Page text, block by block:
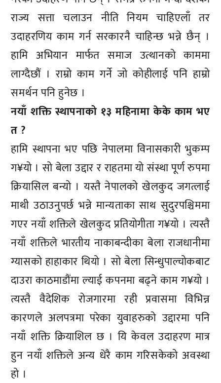
राज्य सत्ता चलाउन नीति नियम चाहिएलाँ तर
उदाहरणिय काम गर्न सरकारनै चाहिन्छ भन्ने छैन् ।
हामि अभियान मार्फत समाज उत्थानको काममा
लाग्दैछौं । राम्रो काम गर्ने जो कोहीलाई पनि हाम्रो
समर्थन पनि हुनेछ ।
नयाँ शक्ति स्थापनाको १३ महिनामा केके काम भए
त ?
हामि स्थापना भए पछि नेपालमा विनासकारी भुकम्प
ग¥यो । सो बेला उद्दार र राहतमा यो संस्था पूर्ण रुपमा
क्रियासिल बन्यो । यस्तै नेपालको खेलकुद जगत्लाई
माथी उठाउनुपर्छ भन्ने मान्यताका साथ सुदुरपश्चिममा
गएर नयाँ शक्तिले खेलकुद प्रतियोगीता ग¥यो । त्यस्तै
नयाँ शक्तिले भारतीय नाकाबन्दीका बेला राजधानीमा
ग्यासको हाहाकार थियो । सो बेला सिन्धुपाल्चोकबाट
दाउरा काठमाडौंमा ल्याई कपनमा बढ्ने काम ग¥यो ।
त्यस्तै वैदेशिक रोजगारमा रही प्रवासमा विभिन्न
कारणले अलपत्रमा परेका युवाहरुको उद्दारमा पनि
नयाँ शक्ति क्रियाशिल छ । यि केवल उदाहरण मात्र
हुन नयाँ शक्तिले अन्य धेरै काम गरिसकेको अवस्था
हो ।